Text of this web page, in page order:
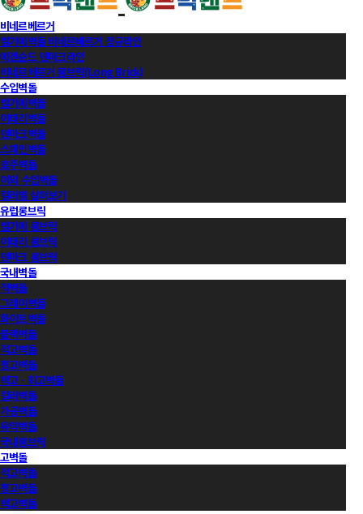
비네르베르거
벨기에벽돌 비네르베르거 정규라인
에겐순드 덴마크라인
비네르베르거 롱브릭(Long Brick)
수입벽돌
벨기에벽돌
이태리벽돌
덴마크벽돌
스페인벽돌
호주벽돌
이외 수입벽돌
컬러별 살펴보기
유럽롱브릭
벨기에 롱브릭
이태리 롱브릭
덴마크 롱브릭
국내벽돌
적벽돌
그레이벽돌
화이트벽돌
블랙벽돌
적고벽돌
청고벽돌
백고ㆍ회고벽돌
컬러벽돌
가공벽돌
유약벽돌
국내롱브릭
고벽돌
적고벽돌
청고벽돌
백고벽돌